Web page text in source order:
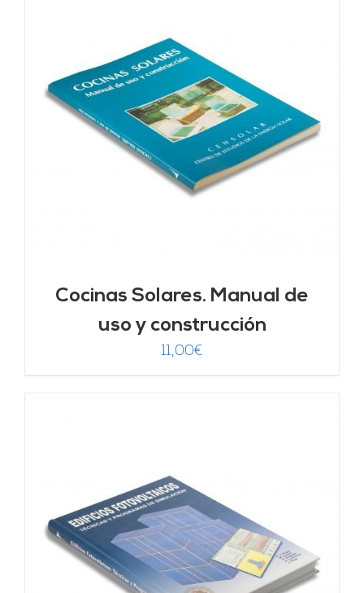
Cocinas Solares. Manual de
uso y construcción
11,00€